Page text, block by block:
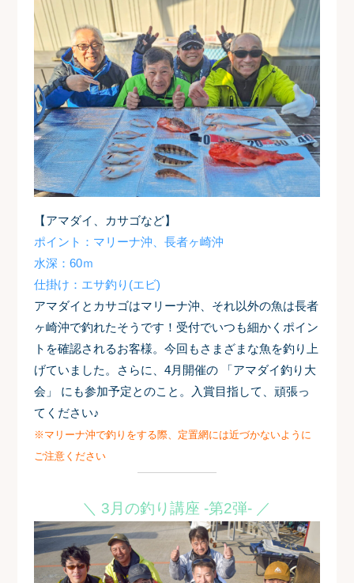
【アマダイ、カサゴなど】
ポイント：マリーナ沖、長者ヶ崎沖
水深：60ｍ
仕掛け：エサ釣り(エビ)
アマダイとカサゴはマリーナ沖、それ以外の魚は長者
ヶ崎沖で釣れたそうです！ 受付でいつも細かくポイン
トを確認されるお客様。今回もさまざまな魚を釣り上
げていました。さらに、4月開催の 「アマダイ釣り大
会」 にも参加予定とのこと。入賞目指して、頑張っ
てください♪
※マリーナ沖で釣りをする際、定置網には近づかないように
ご注意ください
＼ 3月の釣り講座 -第2弾- ／